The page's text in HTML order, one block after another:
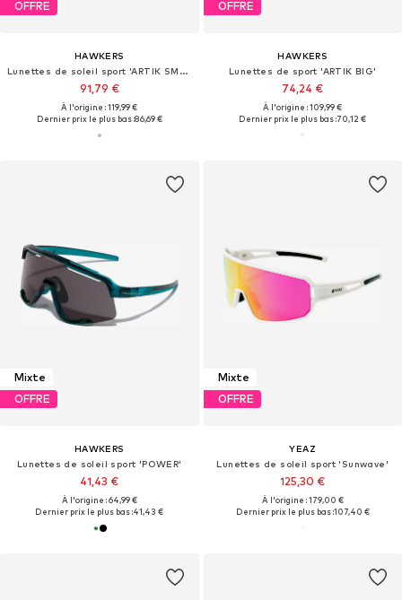
OFFRE
HAWKERS
Lunettes de soleil sport 'ARTIK SMALL'
91,79 €
À l'origine : 119,99 €
Dernier prix le plus bas :86,69 €
OFFRE
HAWKERS
Lunettes de sport 'ARTIK BIG'
74,24 €
À l'origine : 109,99 €
Dernier prix le plus bas :70,12 €
Mixte
OFFRE
HAWKERS
Lunettes de soleil sport 'POWER'
41,43 €
À l'origine : 64,99 €
Dernier prix le plus bas :41,43 €
Mixte
OFFRE
YEAZ
Lunettes de soleil sport 'Sunwave'
125,30 €
À l'origine : 179,00 €
Dernier prix le plus bas :107,40 €